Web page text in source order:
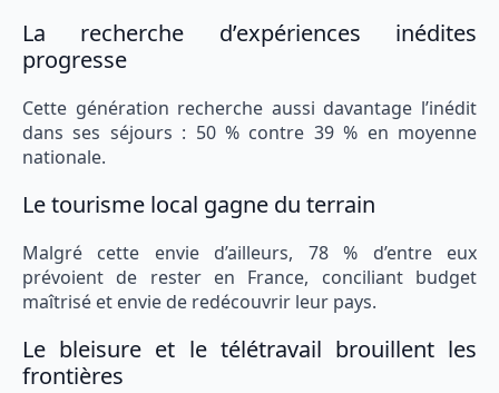
La recherche d’expériences inédites
progresse
Cette génération recherche aussi davantage l’inédit
dans ses séjours : 50 % contre 39 % en moyenne
nationale.
Le tourisme local gagne du terrain
Malgré cette envie d’ailleurs, 78 % d’entre eux
prévoient de rester en France, conciliant budget
maîtrisé et envie de redécouvrir leur pays.
Le bleisure et le télétravail brouillent les
frontières